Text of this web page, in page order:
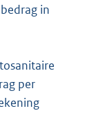
in
per